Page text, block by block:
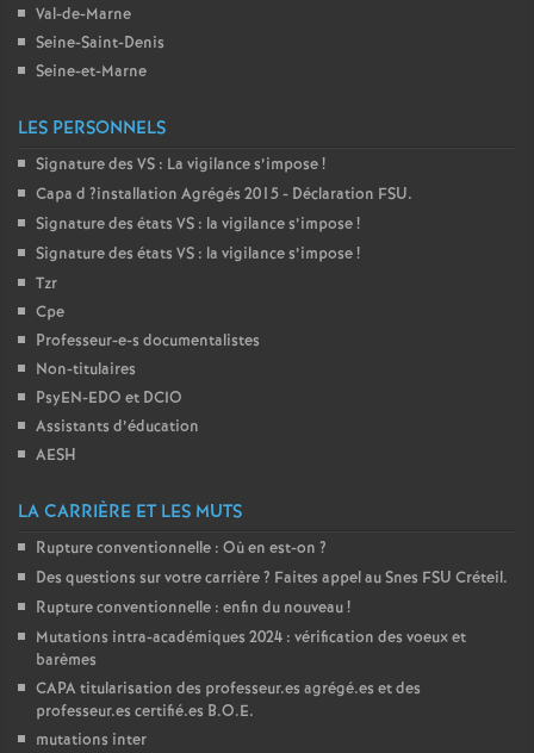
Val-de-Marne
Seine-Saint-Denis
Seine-et-Marne
LES PERSONNELS
Signature des VS : La vigilance s’impose!
Capa d ?installation Agrégés 2015 - Déclaration FSU.
Signature des états VS : la vigilance s’impose!
Signature des états VS : la vigilance s’impose!
Tzr
Cpe
Professeur-e-s documentalistes
Non-titulaires
PsyEN-EDO et DCIO
Assistants d’éducation
AESH
LA CARRIÈRE ET LES MUTS
Rupture conventionnelle : Où en est-on ?
Des questions sur votre carrière? Faites appel au Snes FSU Créteil.
Rupture conventionnelle : enfin du nouveau!
Mutations intra-académiques 2024 : vérification des voeux et
barèmes
CAPAtitularisation des professeur.es agrégé.es et des
professeur.es certifié.es B.O.E.
mutations inter